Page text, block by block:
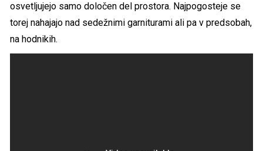
osvetljujejo samo določen del prostora. Najpogosteje se
torej nahajajo nad sedežnimi garniturami ali pa v predsobah,
na hodnikih.